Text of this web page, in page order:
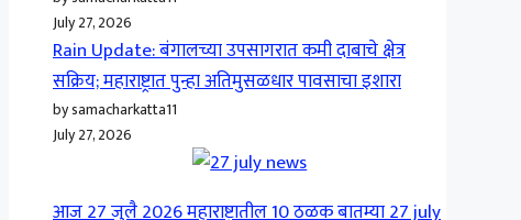
July 27, 2026
Rain Update: बंगालच्या उपसागरात कमी दाबाचे क्षेत्र
सक्रिय; महाराष्ट्रात पुन्हा अतिमुसळधार पावसाचा इशारा
by samacharkatta11
July 27, 2026
आज 27 जुलै 2026 महाराष्ट्रातील 10 ठळक बातम्या 27 july